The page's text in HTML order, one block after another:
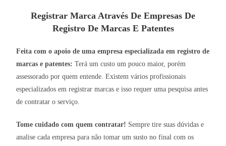
Registrar Marca Através De Empresas De
Registro De Marcas E Patentes
Feita com o apoio de uma empresa especializada em registro de
marcas e patentes: Terá um custo um pouco maior, porém
assessorado por quem entende. Existem vários profissionais
especializados em registrar marcas e isso requer uma pesquisa antes
de contratar o serviço.
Tome cuidado com quem contratar! Sempre tire suas dúvidas e
analise cada empresa para não tomar um susto no final com os